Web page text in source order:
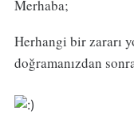
Merhaba;
Herhangi bir zararı
doğramanızdan